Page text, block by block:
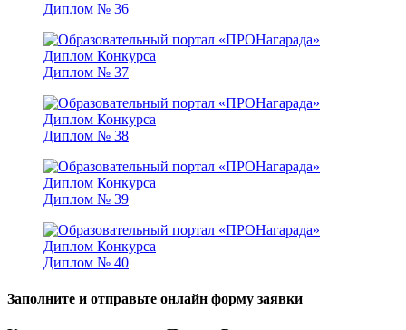
Диплом № 36
Диплом № 37
Диплом № 38
Диплом № 39
Диплом № 40
Заполните и отправьте онлайн форму заявки